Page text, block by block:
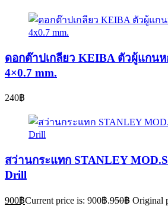
ดอกต๊าปเกลียว KEIBA ตัวผู้แกน
4×0.7 mm.
240฿
สว่านกระแทก STANLEY
Drill
900฿Current price is: 900฿.950฿ Original